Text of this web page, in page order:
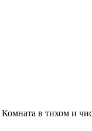
Комната в тихом и